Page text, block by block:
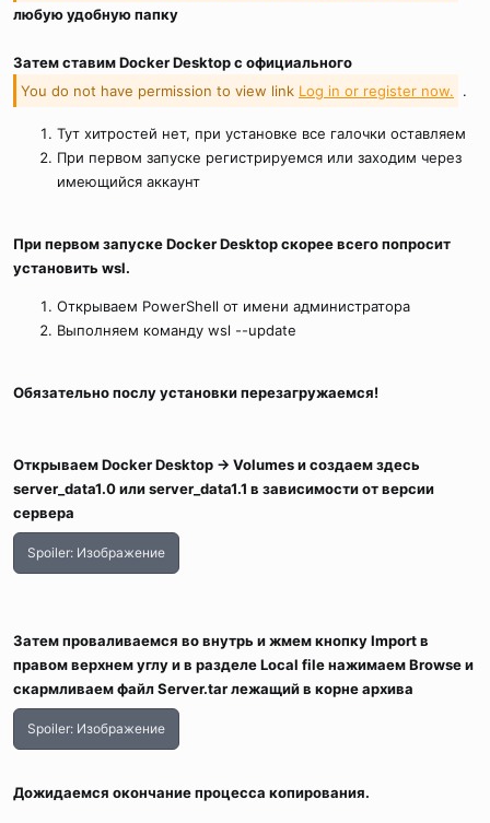
любую удобную папку
Затем ставим Docker Desktop с официального
You do not have permission to view link Log in or register now. .
Тут хитростей нет, при установке все галочки оставляем
При первом запуске регистрируемся или заходим через
имеющийся аккаунт
При первом запуске Docker Desktop скорее всего попросит
установить wsl.
Открываем PowerShell от имени администратора
Выполняем команду wsl --update
Обязательно послу установки перезагружаемся!
Открываем Docker Desktop -> Volumes и создаем здесь
server_data1.0 или server_data1.1 в зависимости от версии
сервера
Spoiler: Изображение
Затем проваливаемся во внутрь и жмем кнопку Import в
правом верхнем углу и в разделе Local file нажимаем Browse и
скармливаем файл Server.tar лежащий в корне архива
Spoiler: Изображение
Дожидаемся окончание процесса копирования.